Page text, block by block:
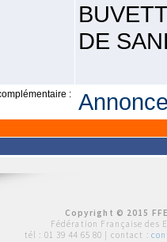
DE
:
Copyright © 2015
Fédération Française des
tél : 01 39 44 65 80 | contact :